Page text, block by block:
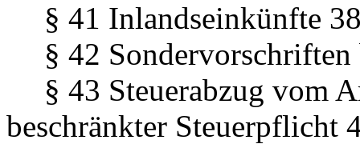
§ 41 Inlandseinkünfte
§ 42
§ 43 Steuerabzug vom
beschränkter Steuerpflicht